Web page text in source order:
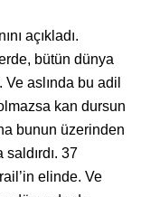
açıkladı.
bütün dünya
aslında bu adil
kan dursun
bunun üzerinden
37
elinde. Ve